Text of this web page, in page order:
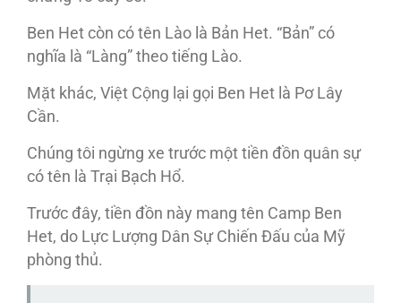
Ben Het còn có tên Lào là Bản Het. “Bản” có
nghĩa là “Làng” theo tiếng Lào.
Mặt khác, Việt Cộng lại gọi Ben Het là Pơ Lây
Cần.
Chúng tôi ngừng xe trước một tiền đồn quân sự
có tên là Trại Bạch Hổ.
Trước đây, tiền đồn này mang tên Camp Ben
Het, do Lực Lượng Dân Sự Chiến Đấu của Mỹ
phòng thủ.